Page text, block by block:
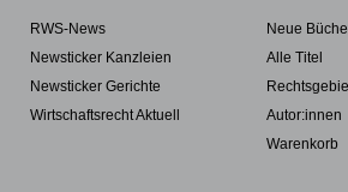
RWS-News
Newsticker Kanzleien
Newsticker Gerichte
Wirtschaftsrecht Aktuell
Neue
Alle Titel
Autor:innen
Warenkorb